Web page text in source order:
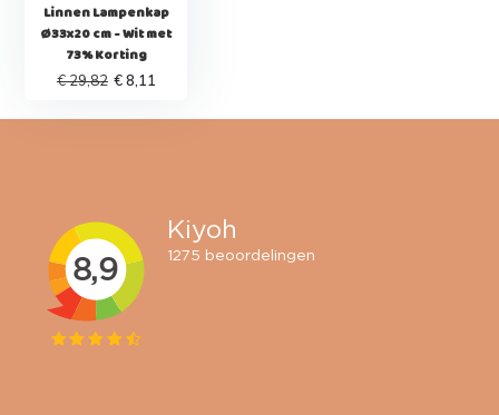
Linnen Lampenkap
Ø33x20 cm - Wit met
73% Korting
€ 29,82 € 8,11